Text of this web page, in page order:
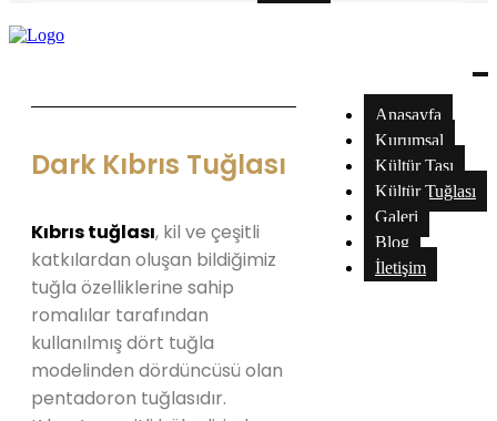
Anasayfa
Kurumsal
Kültür Taşı
Kültür Tuğlası
Galeri
Blog
İletişim
Dark Kıbrıs Tuğlası
Kıbrıs tuğlası, kil ve çeşitli
katkılardan oluşan bildiğimiz
tuğla özelliklerine sahip
romalılar tarafından
kullanılmış dört tuğla
modelinden dördüncüsü olan
pentadoron tuğlasıdır.